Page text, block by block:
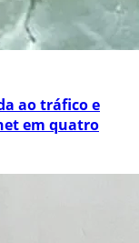
ao tráfico e
em quatro